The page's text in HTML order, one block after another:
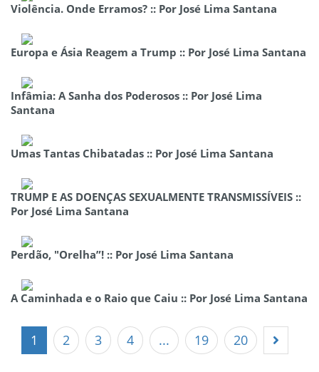
Violência. Onde Erramos? :: Por José Lima Santana
Europa e Ásia Reagem a Trump :: Por José Lima Santana
Infâmia: A Sanha dos Poderosos :: Por José Lima
Santana
Umas Tantas Chibatadas :: Por José Lima Santana
TRUMP E AS DOENÇAS SEXUALMENTE TRANSMISSÍVEIS ::
Por José Lima Santana
Perdão, "Orelha”! :: Por José Lima Santana
A Caminhada e o Raio que Caiu :: Por José Lima Santana
1 2 3 4 ... 19 20